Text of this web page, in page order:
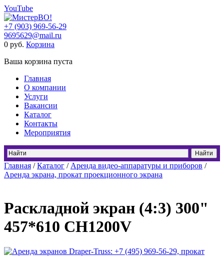
YouTube
+7 (903) 969-56-29
9695629@mail.ru
0 руб. Корзина
Ваша корзина пуста
Главная
О компании
Услуги
Вакансии
Каталог
Контакты
Мероприятия
Главная /Каталог / Аренда видео-аппаратуры и приборов /
Аренда экрана, прокат проекционного экрана
Раскладной экран (4:3) 300"
457*610 CH1200V